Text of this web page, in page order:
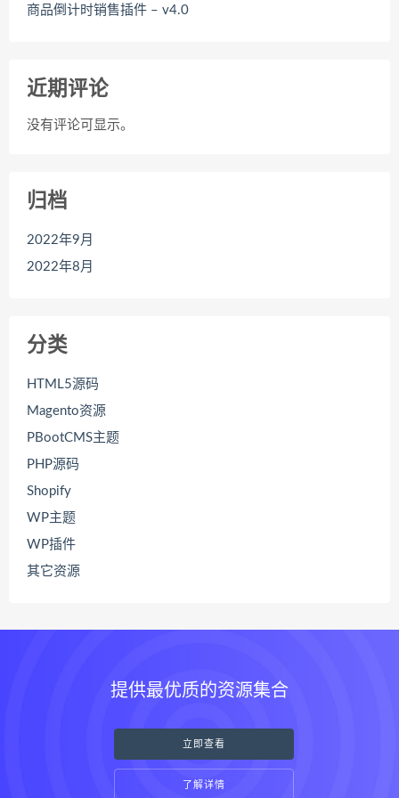
商品倒计时销售插件 – v4.0
近期评论
没有评论可显示。
归档
2022年9月
2022年8月
分类
HTML5源码
Magento资源
PBootCMS主题
PHP源码
Shopify
WP主题
WP插件
其它资源
提供最优质的资源集合
立即查看
了解详情